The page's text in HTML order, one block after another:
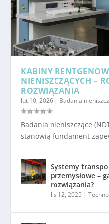
KABINY
NIENISZCZĄCYCH –
ROZWIĄZANIA
lut 10, 2026 | Badania
Badania nieniszczące
stanowią fundament
Systemy
przemysłowe –
rozwiązania?
lis 12, 2025 |